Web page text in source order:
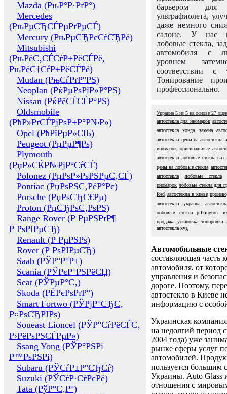
Mazda (РњР°Р·РґР°)
Mercedes
(РњРµСЂСЃРµРґРµСЃ)
Mercury (РњРµСЂРєСѓСЂРё)
Mitsubishi
(РњРёС‚СЃСѓР±РёСЃРё,
РњРёС†СѓР±РёСЃРё)
Mudan (РњСѓРґР°РЅ)
Neoplan (РќРµРѕРїР»Р°РЅ)
Nissan (РќРёСЃСЃР°РЅ)
Oldsmobile
(РћР»РґСЃРјРѕР±Р°Р№Р»)
Opel (РћРїРµР»СЊ)
Peugeot (РџРµР¶Рѕ)
Plymouth
(РџР»СЌР№РјР°СѓСЃ)
Polonez (РџРѕР»РѕРЅРµС‚СЃ)
Pontiac (РџРѕРЅС‚РёР°Рє)
Porsche (РџРѕСЂС€Рµ)
Proton (РџСЂРѕС‚РѕРЅ)
Range Rover (Р РµРЅРґР¶
Р РѕРІРµСЂ)
Renault (Р РµРЅРѕ)
Rover (Р РѕРІРµСЂ)
Saab (РЎР°Р°Р±)
Scania (РЎРєР°РЅРёСЏ)
Seat (РЎРµР°С‚)
Skoda (РЁРєРѕРґР°)
Smart Fortwo (РЎРјР°СЂС‚
Р¤РѕСЂРІРѕ)
Soueast Lioncel (РЎР°СѓРёСЃС‚
Р›РёРѕРЅСЃРµР»)
Ssang Yong (РЎР°РЅРі
Р™РѕРЅРі)
Subaru (РЎСѓР±Р°СЂСѓ)
Suzuki (РЎСѓР·СѓРєРё)
Tata (РўР°С‚Р°)
барьером для
ультрафиолета,
даже немного
салоне. У нас
лобовые стекла,
автомобиля с
уровнем
соответствии с
Тонирование
профессионально.
Украина 5 из 5 на основе 27
автостекла для иномарок
автостекла хонда
замена
автостекла цены на автостекла
иномарок оригинальные
автостекла лобовые стекла ваз
цены на лобовые стекла
автостекла
лобовые стекла
иномарок лобовые стекла для
ford автостекла в киеве
автостекла украина
лобовые стекла pilkington
продажа установка
тонировка
автостекла xyg
Автомобильные
составляющая часть
автомобиля, от
управления и
дороге. Поэтому,
автостекло в Киеве
информацию с
Украинская
на недолгий период
2004 года) уже
рынке сферы услуг
автомобилей.
пользуется большим
Украины. Auto Glass
отношения с